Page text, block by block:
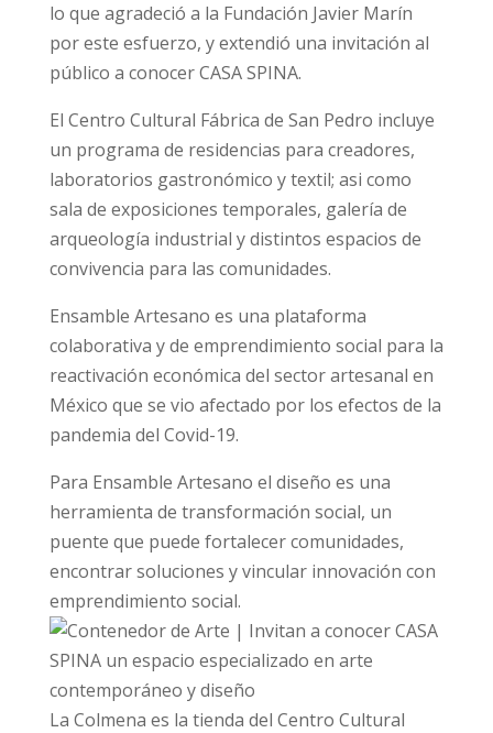
lo que agradeció a la Fundación Javier Marín
por este esfuerzo, y extendió una invitación al
público a conocer CASA SPINA.
El Centro Cultural Fábrica de San Pedro incluye
un programa de residencias para creadores,
laboratorios gastronómico y textil; asi como
sala de exposiciones temporales, galería de
arqueología industrial y distintos espacios de
convivencia para las comunidades.
Ensamble Artesano es una plataforma
colaborativa y de emprendimiento social para la
reactivación económica del sector artesanal en
México que se vio afectado por los efectos de la
pandemia del Covid-19.
Para Ensamble Artesano el diseño es una
herramienta de transformación social, un
puente que puede fortalecer comunidades,
encontrar soluciones y vincular innovación con
emprendimiento social.
La Colmena es la tienda del Centro Cultural